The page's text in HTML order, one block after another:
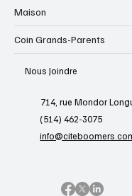
Maison
Coin Grands-Parents
Nous Joindre
714, rue Mondor
(514) 462-3075